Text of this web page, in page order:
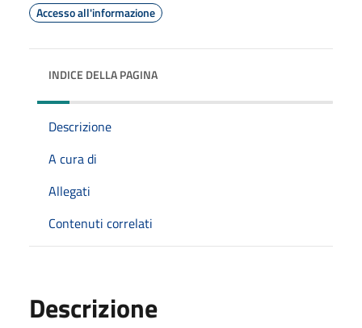
Accesso all'informazione
INDICE DELLA PAGINA
Descrizione
A cura di
Allegati
Contenuti correlati
Descrizione